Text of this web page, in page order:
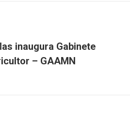
inaugura Gabinete
– GAAMN